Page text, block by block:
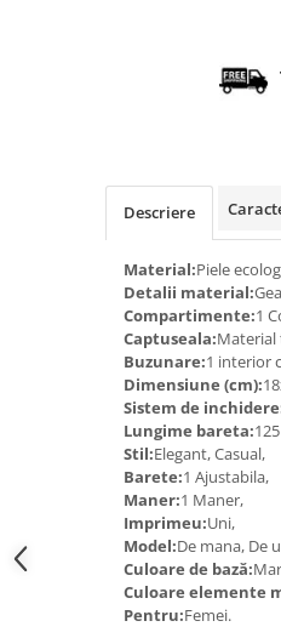
Descriere
Material:Piele
Detalii material:
Compartimente:1
Captuseala:Material
Buzunare:1 interior
Dimensiune (cm):
Sistem de
Lungime bareta:
Stil:Elegant, Casual,
Barete:1 Ajustabila,
Maner:1 Maner,
Imprimeu:Uni,
Model:De mana, De
Culoare de bază:
Culoare elemente
Pentru:Femei.